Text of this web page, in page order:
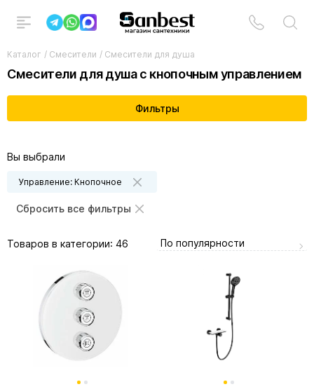
Каталог / Смесители / Смесители для душа
Смесители для душа с кнопочным управлением
Фильтры
Вы выбрали
Управление: Кнопочное
Сбросить все фильтры
Товаров в категории: 46 По популярности